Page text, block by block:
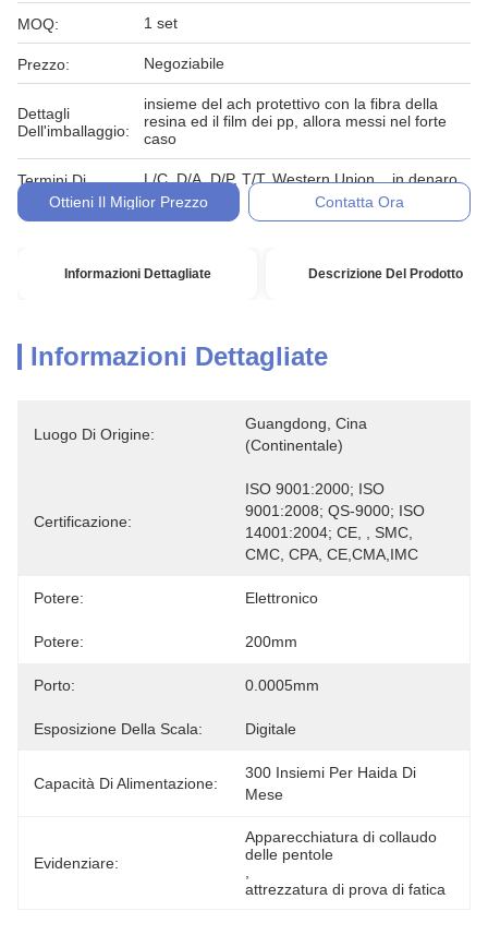
MOQ: 1 set
Prezzo: Negoziabile
Dettagli
Dell'imballaggio:
insieme del ach protettivo con la fibra della
resina ed il film dei pp, allora messi nel forte
caso
Termini Di
Pagamento:
L/C, D/A, D/P, T/T, Western Union, , in denaro,
impegno
Ottieni Il Miglior Prezzo Contatta Ora
Informazioni Dettagliate Descrizione Del Prodotto
Informazioni Dettagliate
Luogo Di Origine:
Guangdong, Cina
(continentale)
Certificazione:
ISO 9001:2000; ISO
9001:2008; QS-9000; ISO
14001:2004; CE, , SMC,
CMC, CPA, CE,CMA,IMC
Potere: Elettronico
Potere: 200mm
Porto: 0.0005mm
Esposizione Della Scala: Digitale
Capacità Di Alimentazione:
300 Insiemi Per Haida Di
Mese
Evidenziare:
Apparecchiatura di collaudo
delle pentole
attrezzatura di prova di fatica